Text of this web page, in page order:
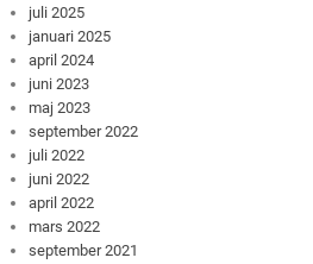
juli 2025
januari 2025
april 2024
juni 2023
maj 2023
september 2022
juli 2022
juni 2022
april 2022
mars 2022
september 2021